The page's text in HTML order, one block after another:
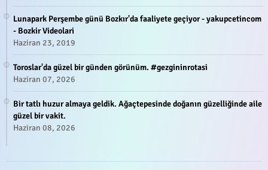
Lunapark Perşembe günü Bozkır'da faaliyete geçiyor - yakupcetincom
- Bozkir Videolari
Haziran 23, 2019
Toroslar'da güzel bir günden görünüm. #gezgininrotasi
Haziran 07, 2026
Bir tatlı huzur almaya geldik. Ağaçtepesinde doğanın güzelliğinde aile
güzel bir vakit.
Haziran 08, 2026